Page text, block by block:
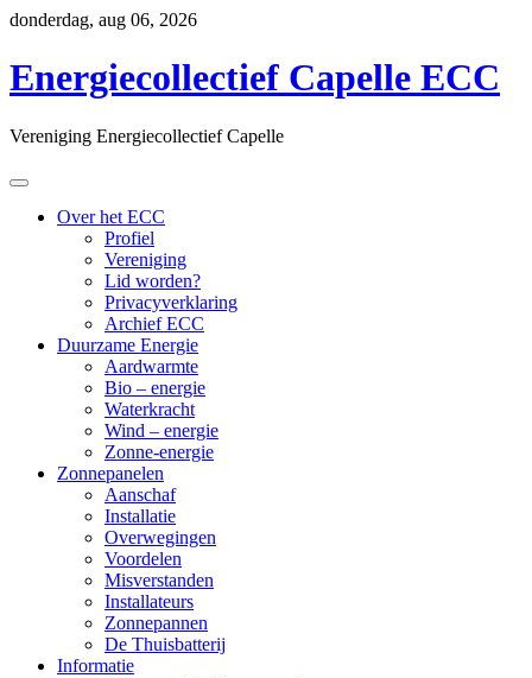
Skip
content
donderdag, aug 06, 2026
Energiecollectief Capelle ECC
Vereniging Energiecollectief Capelle
Over het ECC
Profiel
Vereniging
Lid worden?
Privacyverklaring
Archief ECC
Duurzame Energie
Aardwarmte
Bio – energie
Waterkracht
Wind – energie
Zonne-energie
Zonnepanelen
Aanschaf
Installatie
Overwegingen
Voordelen
Misverstanden
Installateurs
Zonnepannen
De Thuisbatterij
Informatie